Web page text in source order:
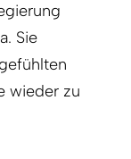
Sie
wieder zu